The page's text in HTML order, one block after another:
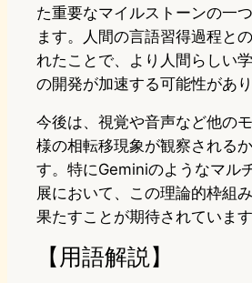
た重要なマイルストーンの一
ます。人間の言語習得過程と
れたことで、より人間らしい
の開発が加速する可能性があり
今後は、視覚や音声など他の
様の相転移現象が観察される
す。特にGeminiのようなマル
展において、この理論的枠組
果たすことが期待されています
【用語解説】